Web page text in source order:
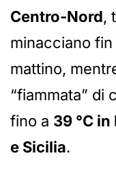
Centro-Nord,
minacciano
mattino,
“fiammata” di
fino a 39 °C in
e Sicilia.